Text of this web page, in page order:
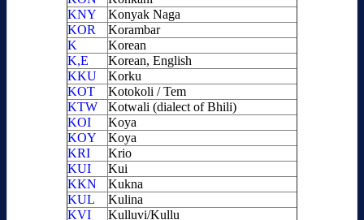
KNY
Konyak Naga
KOR
Korambar
K
Korean
K,E
Korean, English
KKU
Korku
KOT
Kotokoli / Tem
KTW
Kotwali (dialect of Bhili)
KOI
Koya
KOY
Koya
KRI
Krio
KUI
Kui
KKN
Kukna
KUL
Kulina
KVI
Kulluvi/Kullu